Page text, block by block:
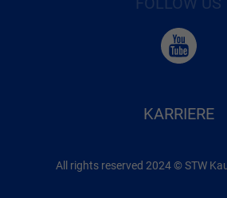
KARRIERE
All rights reserved 2024 © STW